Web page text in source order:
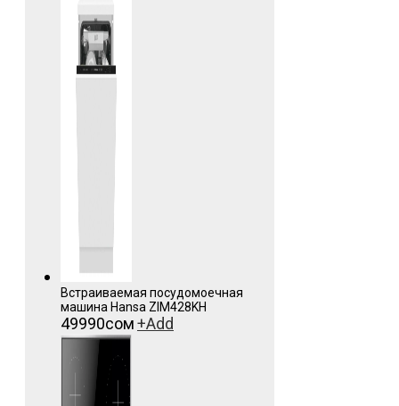
Встраиваемая посудомоечная
машина Hansa ZIM428KH
49990сом+Add